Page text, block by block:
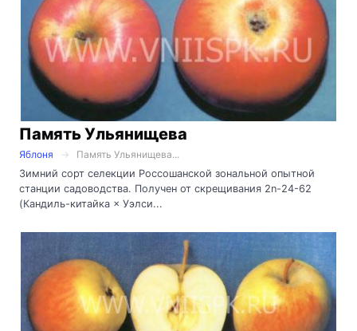
Память Ульянищева
Яблоня
Память Ульянищева...
Зимний сорт селекции Россошанской зональной опытной
станции садоводства. Получен от скрещивания 2n-24-62
(Кандиль-китайка × Уэлси...